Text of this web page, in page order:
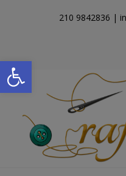
Open toolbar
210 9842836 |